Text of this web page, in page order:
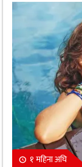
१ महिना अघि